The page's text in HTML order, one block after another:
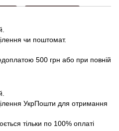
чи поштомат.
500 грн або при повній
УкрПошти для отримання
тільки по 100% оплаті